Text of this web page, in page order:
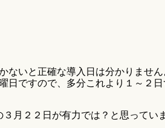
いと正確な導入日は分かりませ
ですので、多分これより１～２日
月２２日が有力では？と思って